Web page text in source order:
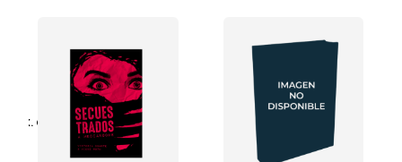
X. Gelabert
el dinero no es lo primero usted descubrirá cómo...